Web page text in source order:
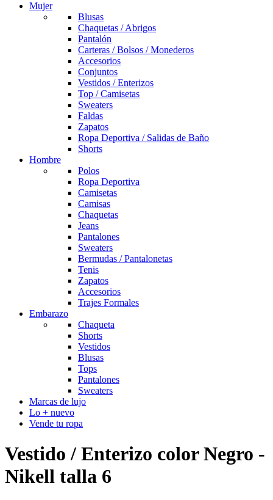
Mujer
Blusas
Chaquetas / Abrigos
Pantalón
Carteras / Bolsos / Monederos
Accesorios
Conjuntos
Vestidos / Enterizos
Top / Camisetas
Sweaters
Faldas
Zapatos
Ropa Deportiva / Salidas de Baño
Shorts
Hombre
Polos
Ropa Deportiva
Camisetas
Camisas
Chaquetas
Jeans
Pantalones
Sweaters
Bermudas / Pantalonetas
Tenis
Zapatos
Accesorios
Trajes Formales
Embarazo
Chaqueta
Shorts
Vestidos
Blusas
Tops
Pantalones
Sweaters
Marcas de lujo
Lo + nuevo
Vende tu ropa
Vestido / Enterizo color Negro -
Nikell talla 6